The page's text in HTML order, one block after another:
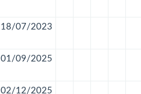
18/07/2023
01/09/2025
02/12/2025